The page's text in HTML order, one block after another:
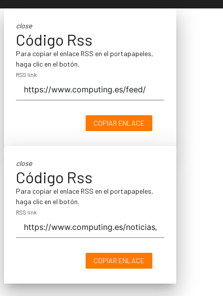
close
Código Rss
Para copiar el enlace RSS en el portapapeles,
haga clic en el botón.
RSS link
COPIAR ENLACE
close
Código Rss
Para copiar el enlace RSS en el portapapeles,
haga clic en el botón.
RSS link
COPIAR ENLACE